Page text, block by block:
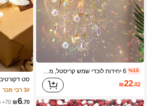
%15 6 יחידות לוכדי שמש קריסטל, מתאים לבית, גן, מסיבה, קישוט חתונה, יכול לשמש גם כמתנות לחג המולד, יום האם, יום האהבה
₪22.02
3# רבי מכר
₪6.70 70+ נמכר